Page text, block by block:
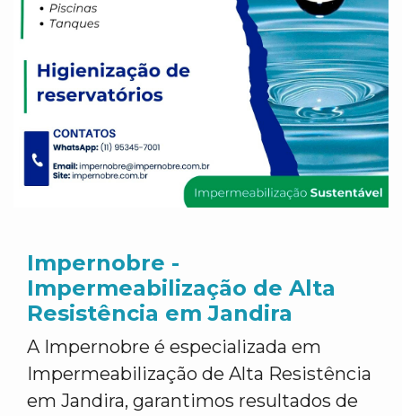
Impernobre -
Impermeabilização de Alta
Resistência em Jandira
A Impernobre é especializada em
Impermeabilização de Alta Resistência
em Jandira, garantimos resultados de